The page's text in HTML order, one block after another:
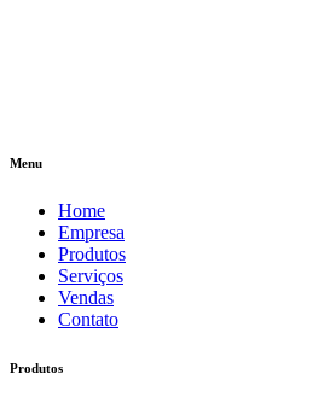
Menu
Home
Empresa
Produtos
Serviços
Vendas
Contato
Produtos